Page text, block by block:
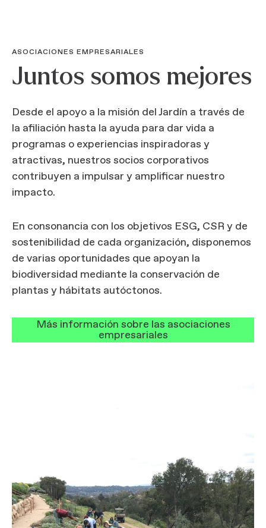
ASOCIACIONES EMPRESARIALES
Juntos somos mejores
Desde el apoyo a la misión del Jardín a través de
la afiliación hasta la ayuda para dar vida a
programas o experiencias inspiradoras y
atractivas, nuestros socios corporativos
contribuyen a impulsar y amplificar nuestro
impacto.
En consonancia con los objetivos ESG, CSR y de
sostenibilidad de cada organización, disponemos
de varias oportunidades que apoyan la
biodiversidad mediante la conservación de
plantas y hábitats autóctonos.
Más información sobre las asociaciones
empresariales